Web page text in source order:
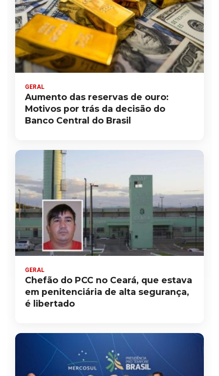
GERAL
Aumento das reservas de ouro:
Motivos por trás da decisão do
Banco Central do Brasil
GERAL
Chefão do PCC no Ceará, que estava
em penitenciária de alta segurança,
é libertado